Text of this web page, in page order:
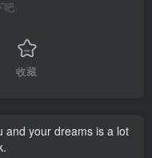
吧
收藏
and your dreams is a lot